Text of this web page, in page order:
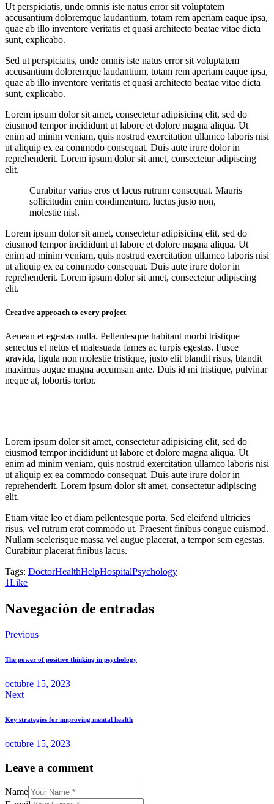
Ut perspiciatis, unde omnis iste natus error sit voluptatem
accusantium doloremque laudantium, totam rem aperiam eaque ipsa,
quae ab illo inventore veritatis et quasi architecto beatae vitae dicta
sunt, explicabo.
Sed ut perspiciatis, unde omnis iste natus error sit voluptatem
accusantium doloremque laudantium, totam rem aperiam eaque ipsa,
quae ab illo inventore veritatis et quasi architecto beatae vitae dicta
sunt, explicabo.
Lorem ipsum dolor sit amet, consectetur adipisicing elit, sed do
eiusmod tempor incididunt ut labore et dolore magna aliqua. Ut
enim ad minim veniam, quis nostrud exercitation ullamco laboris nisi
ut aliquip ex ea commodo consequat. Duis aute irure dolor in
reprehenderit. Lorem ipsum dolor sit amet, consectetur adipiscing
elit.
Curabitur varius eros et lacus rutrum consequat. Mauris
sollicitudin enim condimentum, luctus justo non,
molestie nisl.
Lorem ipsum dolor sit amet, consectetur adipisicing elit, sed do
eiusmod tempor incididunt ut labore et dolore magna aliqua. Ut
enim ad minim veniam, quis nostrud exercitation ullamco laboris nisi
ut aliquip ex ea commodo consequat. Duis aute irure dolor in
reprehenderit. Lorem ipsum dolor sit amet, consectetur adipiscing
elit.
Creative approach to every project
Aenean et egestas nulla. Pellentesque habitant morbi tristique
senectus et netus et malesuada fames ac turpis egestas. Fusce
gravida, ligula non molestie tristique, justo elit blandit risus, blandit
maximus augue magna accumsan ante. Duis id mi tristique, pulvinar
neque at, lobortis tortor.
Lorem ipsum dolor sit amet, consectetur adipisicing elit, sed do
eiusmod tempor incididunt ut labore et dolore magna aliqua. Ut
enim ad minim veniam, quis nostrud exercitation ullamco laboris nisi
ut aliquip ex ea commodo consequat. Duis aute irure dolor in
reprehenderit. Lorem ipsum dolor sit amet, consectetur adipiscing
elit.
Etiam vitae leo et diam pellentesque porta. Sed eleifend ultricies
risus, vel rutrum erat commodo ut. Praesent finibus congue euismod.
Nullam scelerisque massa vel augue placerat, a tempor sem egestas.
Curabitur placerat finibus lacus.
Tags: DoctorHealthHelpHospitalPsychology
1Like
Navegación de entradas
Previous
The power of positive thinking in psychology
octubre 15, 2023
Next
Key strategies for improving mental health
octubre 15, 2023
Leave a comment
Name